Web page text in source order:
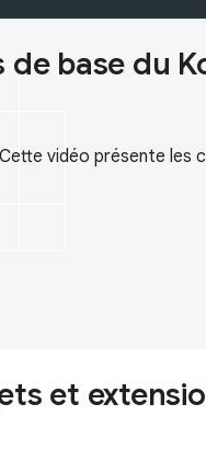
base du
vidéo présente
et